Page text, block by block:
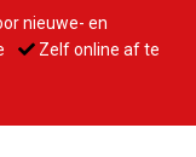
nieuwe- en
Zelf online af te